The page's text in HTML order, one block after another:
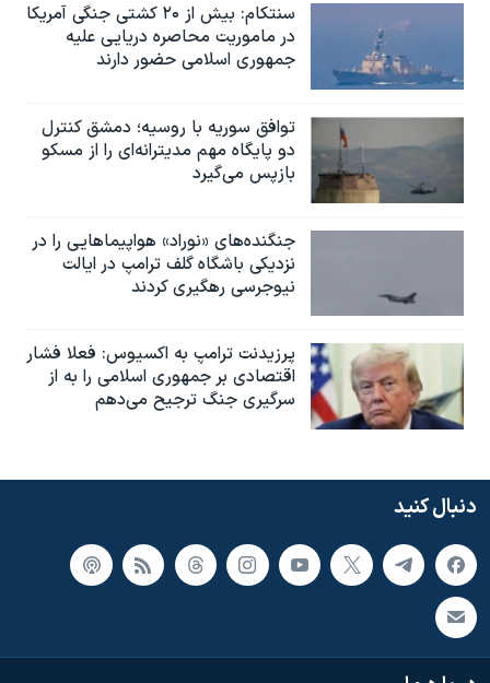
سنتکام: بیش از ۲۰ کشتی جنگی آمریکا
در ماموریت محاصره دریایی علیه
جمهوری اسلامی حضور دارند
توافق سوریه با روسیه؛ دمشق کنترل
دو پایگاه مهم مدیترانه‌ای را از مسکو
بازپس می‌گیرد
جنگنده‌های «نوراد» هواپیماهایی را در
نزدیکی باشگاه گلف ترامپ در ایالت
نیوجرسی رهگیری کردند
پرزیدنت ترامپ به اکسیوس: فعلا فشار
اقتصادی بر جمهوری اسلامی را به از
سرگیری جنگ ترجیح می‌دهم
دنبال کنید